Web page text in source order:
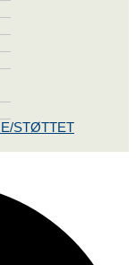
STØTTET